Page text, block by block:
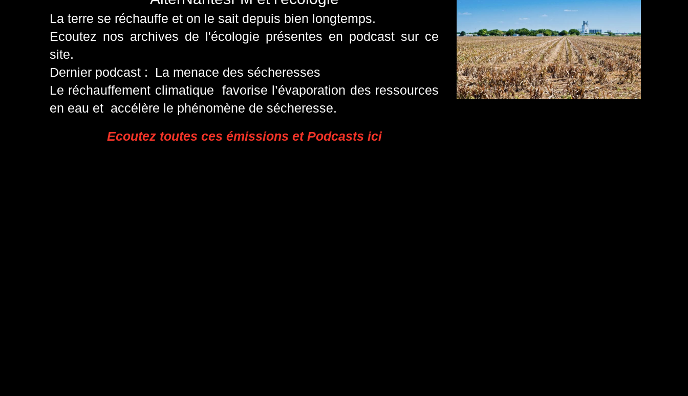
La terre se réchauffe et on le sait depuis bien longtemps.
Ecoutez nos archives de l'écologie présentes en podcast sur ce
site.
Dernier podcast : La menace des sécheresses
Le réchauffement climatique favorise l’évaporation des ressources
en eau et accélère le phénomène de sécheresse.
Ecoutez toutes ces émissions et Podcasts ici